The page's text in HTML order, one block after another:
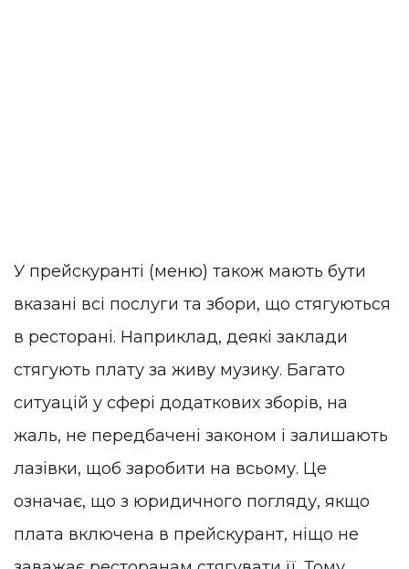
У прейскуранті (меню) також мають бути
вказані всі послуги та збори, що стягуються
в ресторані. Наприклад, деякі заклади
стягують плату за живу музику. Багато
ситуацій у сфері додаткових зборів, на
жаль, не передбачені законом і залишають
лазівки, щоб заробити на всьому. Це
означає, що з юридичного погляду, якщо
плата включена в прейскурант, ніщо не